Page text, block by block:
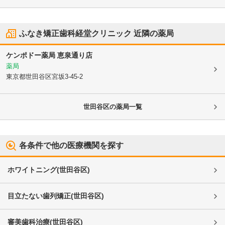
ふなき矯正歯科経堂クリニック 近隣の薬局
ケンポドー薬局 恵泉通り店
薬局
東京都世田谷区宮坂3-45-2
世田谷区の薬局一覧
各条件で他の医療機関を探す
ホワイトニング(世田谷区)
目立たない歯列矯正(世田谷区)
審美歯科治療(世田谷区)